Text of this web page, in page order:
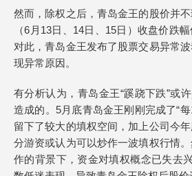
然而，除权之后，青岛金王的股价并
（6月13日、14日、15日）收盘价跌
对此，青岛金王发布了股票交易异常
现异常原因。
有分析认为，青岛金王“蹊跷下跌”或
造成的。5月底青岛金王刚刚完成了“每
留下了较大的填权空间，加上公司今
分游资或认为可以炒作一波填权行情
作的背景下，资金对填权概念已失去